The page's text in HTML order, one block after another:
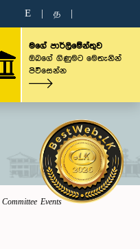
E த
මගේ පාර්ලිමේන්තුව
ඔබගේ ගිණුමට මෙතැනින්
පිවිසෙන්න
Committee Events